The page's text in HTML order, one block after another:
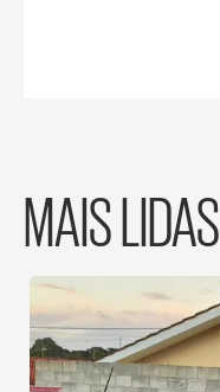
MAIS LIDAS